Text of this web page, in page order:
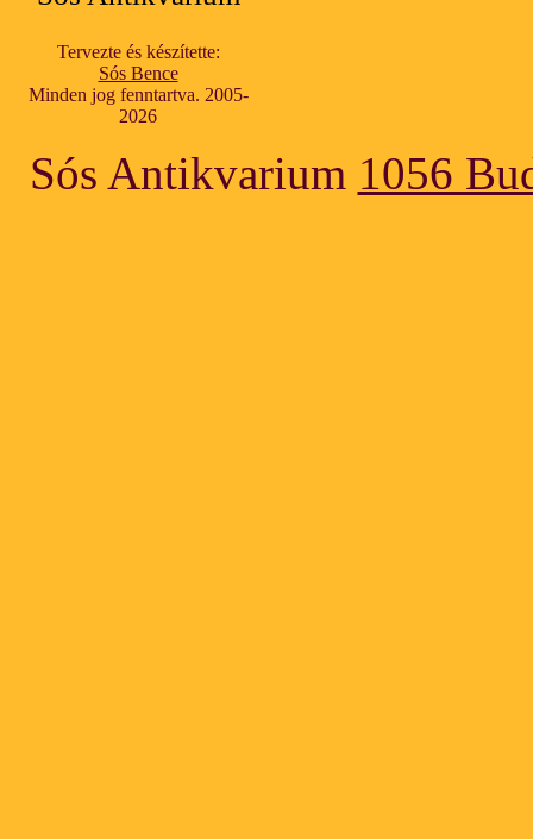
Tervezte és készítette:
Sós Bence
Minden jog fenntartva. 2005-
2026
Sós Antikvarium 1056